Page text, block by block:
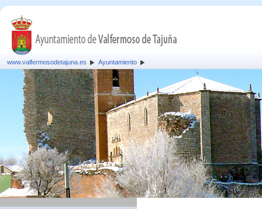
www.valfermosodetajuna.es Ayuntamiento